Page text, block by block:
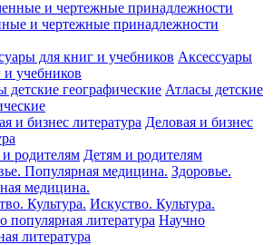
и чертежные принадлежности
Аксессуары
и учебников
Атласы детские
Деловая и бизнес
Детям и родителям
Здоровье.
медицина.
Искуство. Культура.
Научно
литература